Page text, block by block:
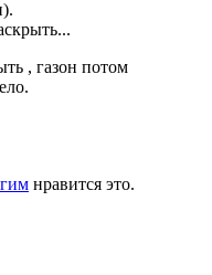
, газон потом
нравится это.